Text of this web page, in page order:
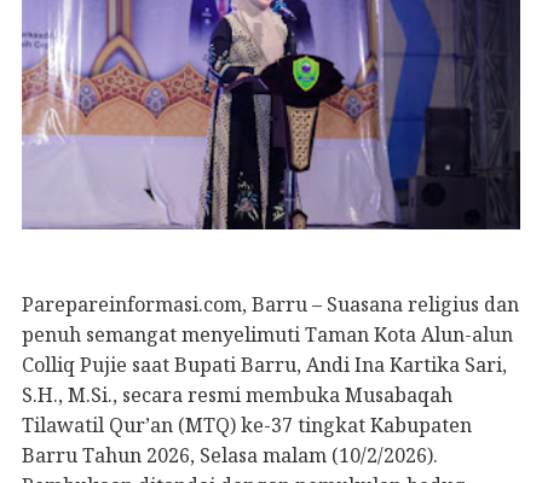
Parepareinformasi.com, Barru – Suasana religius dan
penuh semangat menyelimuti Taman Kota Alun-alun
Colliq Pujie saat Bupati Barru, Andi Ina Kartika Sari,
S.H., M.Si., secara resmi membuka Musabaqah
Tilawatil Qur’an (MTQ) ke-37 tingkat Kabupaten
Barru Tahun 2026, Selasa malam (10/2/2026).